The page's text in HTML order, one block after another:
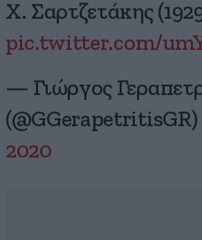
Χ. Σαρτζετάκης
pic.twitter.com/
— Γιώργος
(@GGerapetritisGR)
2020